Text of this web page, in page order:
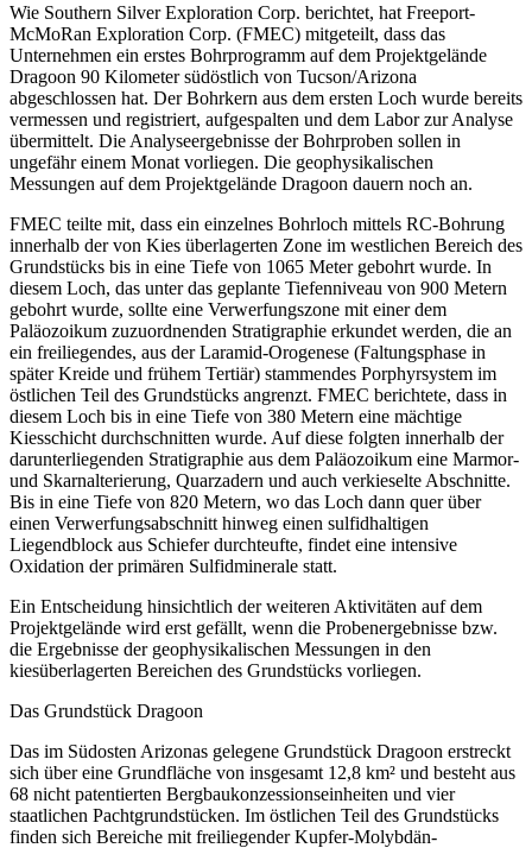
Wie Southern Silver Exploration Corp. berichtet, hat Freeport-
McMoRan Exploration Corp. (FMEC) mitgeteilt, dass das
Unternehmen ein erstes Bohrprogramm auf dem Projektgelände
Dragoon 90 Kilometer südöstlich von Tucson/Arizona
abgeschlossen hat. Der Bohrkern aus dem ersten Loch wurde bereits
vermessen und registriert, aufgespalten und dem Labor zur Analyse
übermittelt. Die Analyseergebnisse der Bohrproben sollen in
ungefähr einem Monat vorliegen. Die geophysikalischen
Messungen auf dem Projektgelände Dragoon dauern noch an.
FMEC teilte mit, dass ein einzelnes Bohrloch mittels RC-Bohrung
innerhalb der von Kies überlagerten Zone im westlichen Bereich des
Grundstücks bis in eine Tiefe von 1065 Meter gebohrt wurde. In
diesem Loch, das unter das geplante Tiefenniveau von 900 Metern
gebohrt wurde, sollte eine Verwerfungszone mit einer dem
Paläozoikum zuzuordnenden Stratigraphie erkundet werden, die an
ein freiliegendes, aus der Laramid-Orogenese (Faltungsphase in
später Kreide und frühem Tertiär) stammendes Porphyrsystem im
östlichen Teil des Grundstücks angrenzt. FMEC berichtete, dass in
diesem Loch bis in eine Tiefe von 380 Metern eine mächtige
Kiesschicht durchschnitten wurde. Auf diese folgten innerhalb der
darunterliegenden Stratigraphie aus dem Paläozoikum eine Marmor-
und Skarnalterierung, Quarzadern und auch verkieselte Abschnitte.
Bis in eine Tiefe von 820 Metern, wo das Loch dann quer über
einen Verwerfungsabschnitt hinweg einen sulfidhaltigen
Liegendblock aus Schiefer durchteufte, findet eine intensive
Oxidation der primären Sulfidminerale statt.
Ein Entscheidung hinsichtlich der weiteren Aktivitäten auf dem
Projektgelände wird erst gefällt, wenn die Probenergebnisse bzw.
die Ergebnisse der geophysikalischen Messungen in den
kiesüberlagerten Bereichen des Grundstücks vorliegen.
Das Grundstück Dragoon
Das im Südosten Arizonas gelegene Grundstück Dragoon erstreckt
sich über eine Grundfläche von insgesamt 12,8 km² und besteht aus
68 nicht patentierten Bergbaukonzessionseinheiten und vier
staatlichen Pachtgrundstücken. Im östlichen Teil des Grundstücks
finden sich Bereiche mit freiliegender Kupfer-Molybdän-